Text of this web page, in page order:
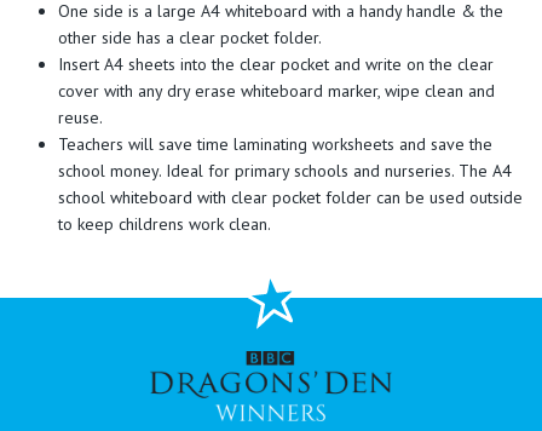
One side is a large A4 whiteboard with a handy handle & the
other side has a clear pocket folder.
Insert A4 sheets into the clear pocket and write on the clear
cover with any dry erase whiteboard marker, wipe clean and
reuse.
Teachers will save time laminating worksheets and save the
school money. Ideal for primary schools and nurseries. The A4
school whiteboard with clear pocket folder can be used outside
to keep childrens work clean.